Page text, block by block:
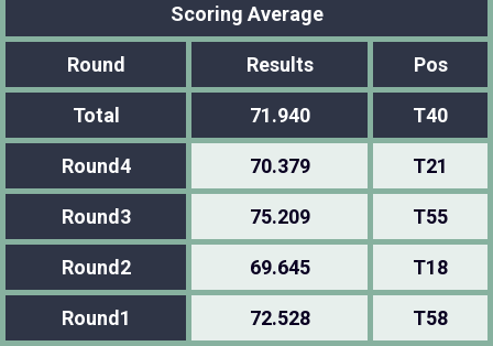
Scoring Average
Round Results Pos
Total 71.940 T40
Round4 70.379 T21
Round3 75.209 T55
Round2 69.645 T18
Round1 72.528 T58